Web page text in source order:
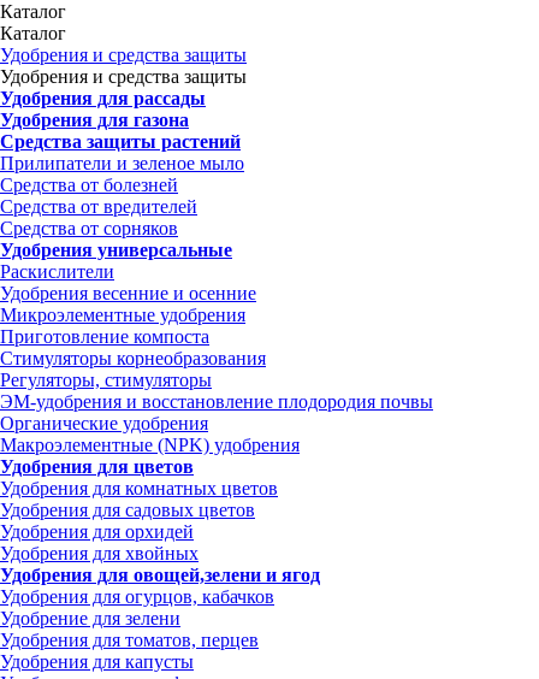
Каталог
Каталог
Удобрения и средства защиты
Удобрения и средства защиты
Удобрения для рассады
Удобрения для газона
Средства защиты растений
Прилипатели и зеленое мыло
Средства от болезней
Средства от вредителей
Средства от сорняков
Удобрения универсальные
Раскислители
Удобрения весенние и осенние
Микроэлементные удобрения
Приготовление компоста
Стимуляторы корнеобразования
Регуляторы, стимуляторы
ЭМ-удобрения и восстановление плодородия почвы
Органические удобрения
Макроэлементные (NPK) удобрения
Удобрения для цветов
Удобрения для комнатных цветов
Удобрения для садовых цветов
Удобрения для орхидей
Удобрения для хвойных
Удобрения для овощей,зелени и ягод
Удобрения для огурцов, кабачков
Удобрение для зелени
Удобрения для томатов, перцев
Удобрения для капусты